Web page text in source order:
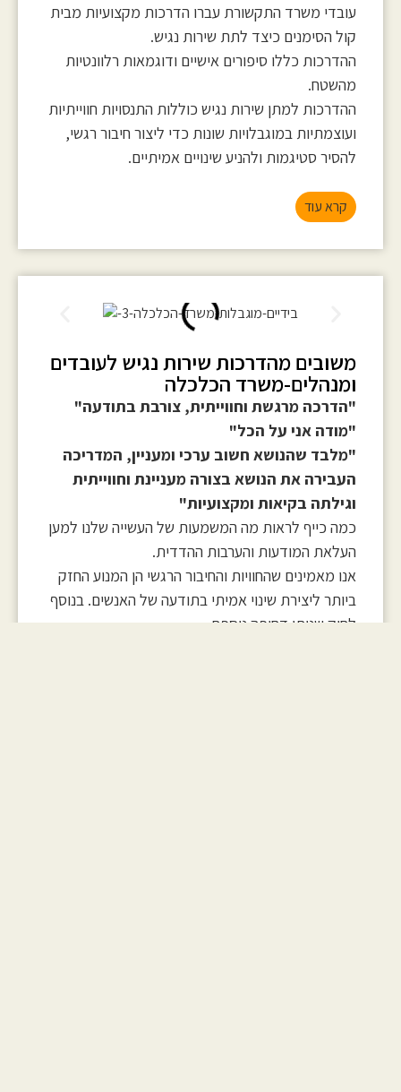
עובדי משרד התקשורת עברו הדרכות מקצועיות מבית
קול הסימנים כיצד לתת שירות נגיש.
ההדרכות כללו סיפורים אישיים ודוגמאות רלוונטיות
מהשטח.
ההדרכות למתן שירות נגיש כוללות התנסויות חווייתיות
ועוצמתיות במוגבלויות שונות כדי ליצור חיבור רגשי,
להסיר סטיגמות ולהניע שינויים אמיתיים.
קרא עוד
משובים מהדרכות שירות נגיש לעובדים
ומנהלים-משרד הכלכלה
"הדרכה מרגשת וחווייתית, צורבת בתודעה"
"מודה אני על הכל"
"מלבד שהנושא חשוב ערכי ומעניין, המדריכה
העבירה את הנושא בצורה מעניינת וחווייתית
וגילתה בקיאות ומקצועיות"
כמה כייף לראות מה המשמעות של העשייה שלנו למען
העלאת המודעות והערבות ההדדית.
אנו מאמינים שהחוויות והחיבור הרגשי הן המנוע החזק
ביותר ליצירת שינוי אמיתי בתודעה של האנשים. בנוסף
לחוק שנותן דחיפה נוספת.